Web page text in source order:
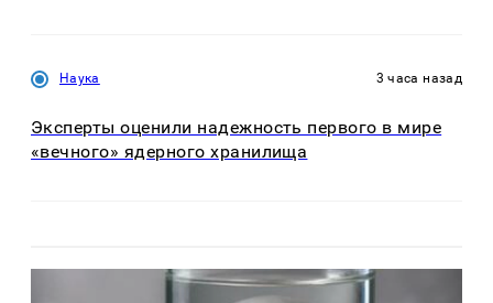
Наука 3 часа назад
Эксперты оценили надежность первого в мире
«вечного» ядерного хранилища